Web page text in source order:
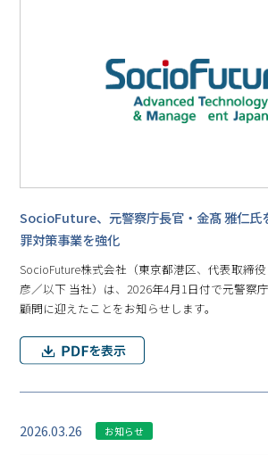
SocioFuture、元警察庁長官・金髙 雅仁氏
罪対策事業を強化
SocioFuture株式会社（東京都港区、代表取締
彦／以下 当社）は、2026年4月1日付で元警察
顧問に迎えたことをお知らせします。
2026.03.26 お知らせ